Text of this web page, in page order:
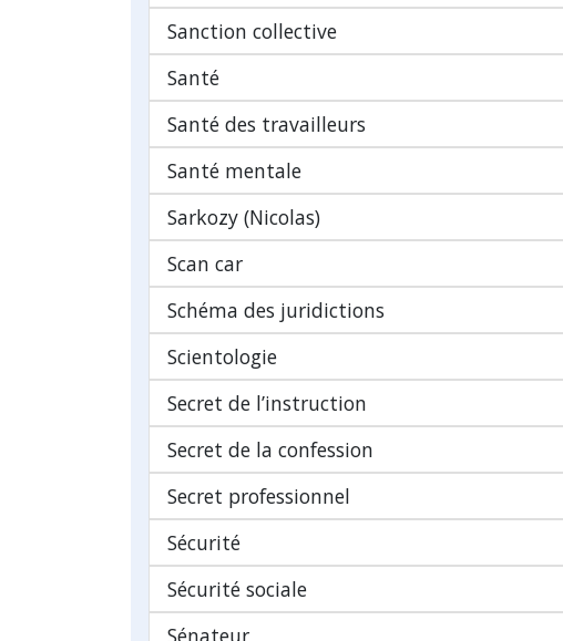
Sanction collective
Santé
Santé des travailleurs
Santé mentale
Sarkozy (Nicolas)
Scan car
Schéma des juridictions
Scientologie
Secret de l’instruction
Secret de la confession
Secret professionnel
Sécurité
Sécurité sociale